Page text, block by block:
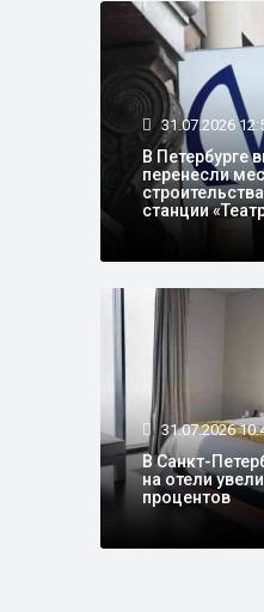
31.07.2026
В Петербурге
перенесли
станции
31.07.2026
В Санкт-
на отели
процентов